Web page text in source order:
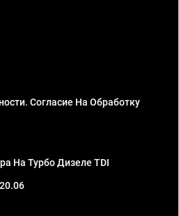
Согласие На Обработку
На Турбо Дизеле TDI